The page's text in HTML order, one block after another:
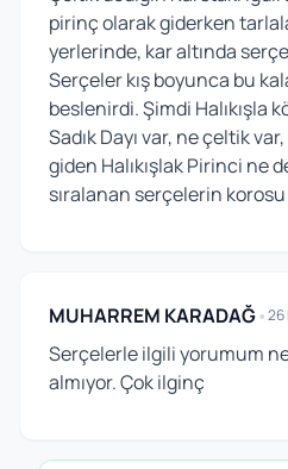
pirinç olarak giderken
yerlerinde, kar altında
Serçeler kış boyunca bu
beslenirdi. Şimdi Halıkışla
Sadık Dayı var, ne çeltik
giden Halıkışlak Pirinci ne
sıralanan serçelerin korosu
MUHARREM KARADAĞ•26
Serçelerle ilgili yorumum
almıyor. Çok ilginç